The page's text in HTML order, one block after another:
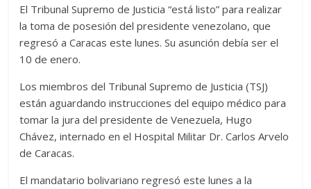
El Tribunal Supremo de Justicia “está listo” para realizar
la toma de posesión del presidente venezolano, que
regresó a Caracas este lunes. Su asunción debía ser el
10 de enero.
Los miembros del Tribunal Supremo de Justicia (TSJ)
están aguardando instrucciones del equipo médico para
tomar la jura del presidente de Venezuela, Hugo
Chávez, internado en el Hospital Militar Dr. Carlos Arvelo
de Caracas.
El mandatario bolivariano regresó este lunes a la